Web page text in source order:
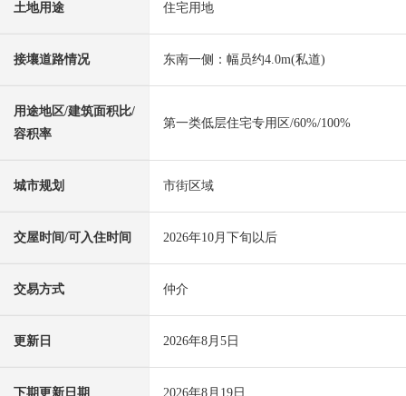
土地用途 住宅用地
接壤道路情况 东南一侧：幅员约4.0m(私道)
用途地区/建筑面积比/
容积率
第一类低层住宅专用区/60%/100%
城市规划 市街区域
交屋时间/可入住时间 2026年10月下旬以后
交易方式 仲介
更新日 2026年8月5日
下期更新日期 2026年8月19日